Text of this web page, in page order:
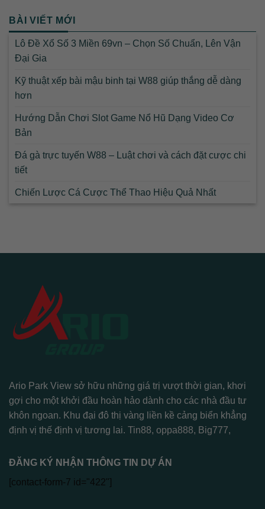
BÀI VIẾT MỚI
Lô Đề Xổ Số 3 Miền 69vn – Chọn Số Chuẩn, Lên Vận
Đại Gia
Kỹ thuật xếp bài mậu binh tại W88 giúp thắng dễ dàng
hơn
Hướng Dẫn Chơi Slot Game Nổ Hũ Dạng Video Cơ
Bản
Đá gà trực tuyến W88 – Luật chơi và cách đặt cược chi
tiết
Chiến Lược Cá Cược Thể Thao Hiệu Quả Nhất
Ario Park View sở hữu những giá trị vượt thời gian, khơi
gợi cho một khởi đầu hoàn hảo dành cho các nhà đầu tư
khôn ngoan. Khu đại đô thị vàng liền kề cảng biển khẳng
định vị thế định vị tương lai. Tin88, oppa888, Big777,
ĐĂNG KÝ NHẬN THÔNG TIN DỰ ÁN
[contact-form-7 id="422"]